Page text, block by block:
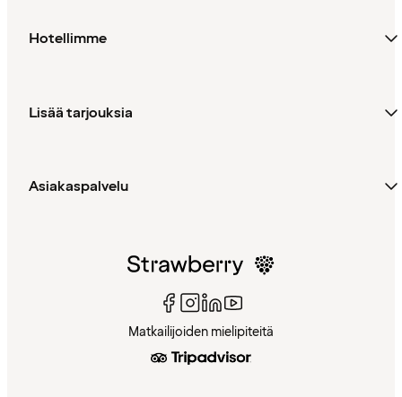
Hotellimme
Lisää tarjouksia
Asiakaspalvelu
Matkailijoiden mielipiteitä